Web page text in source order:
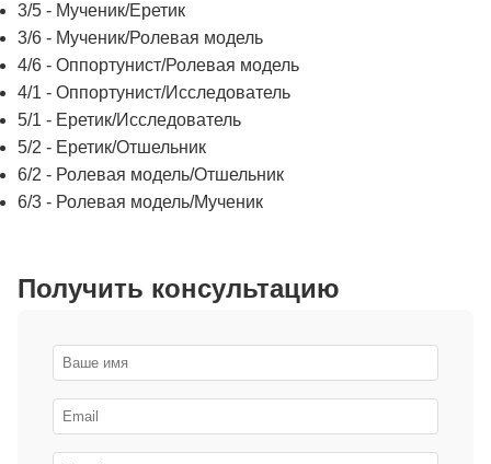
3/5 - Мученик/Еретик
3/6 - Мученик/Ролевая модель
4/6 - Оппортунист/Ролевая модель
4/1 - Оппортунист/Исследователь
5/1 - Еретик/Исследователь
5/2 - Еретик/Отшельник
6/2 - Ролевая модель/Отшельник
6/3 - Ролевая модель/Мученик
Получить консультацию